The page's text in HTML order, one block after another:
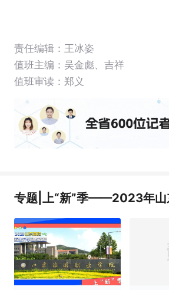
责任编辑：王冰姿
值班主编： 吴金彪、 吉祥
值班审读：郑义
专题|上“新”季——2023年山
开学融媒报道